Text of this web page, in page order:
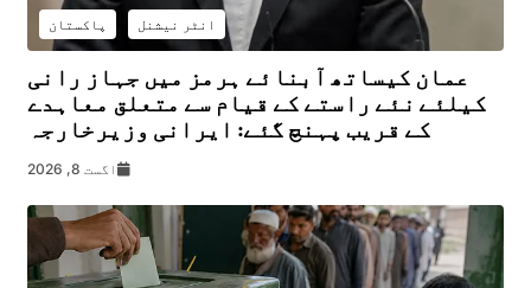
انٹر نیشنل پاکستان
عمان کیساتھ آبنائے ہرمز میں جہاز رانی
کیلئے نئے راستے کے قیام سے متعلق معاہدے
کے قریب پہنچ گئے: ایرانی وزیرخارجہ
اگست 8, 2026